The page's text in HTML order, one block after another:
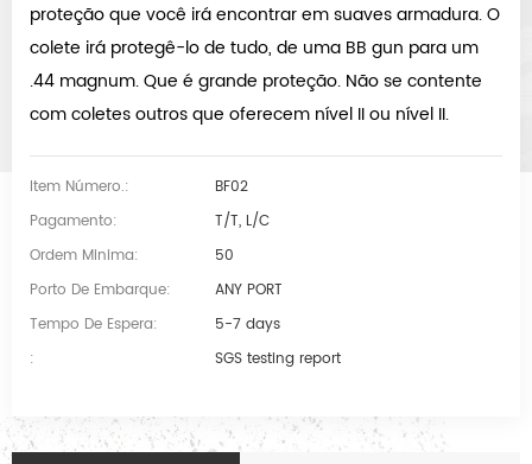
proteção que você irá encontrar em suaves armadura. O
colete irá protegê-lo de tudo, de uma BB gun para um
.44 magnum. Que é grande proteção. Não se contente
com coletes outros que oferecem nível II ou nível II.
Item Número.:
BF02
Pagamento:
T/T, L/C
Ordem Minima:
50
Porto De Embarque:
ANY PORT
Tempo De Espera:
5-7 days
:
SGS testing report